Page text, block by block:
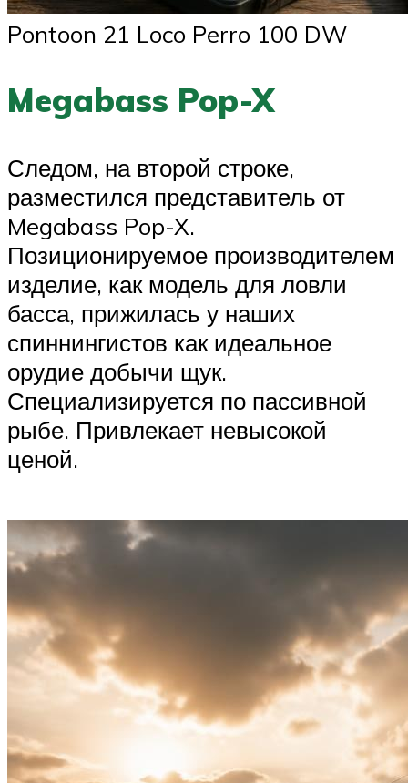
Pontoon 21 Loco Perro 100 DW
Megabass Pop-X
Следом, на второй строке,
разместился представитель от
Megabass Pop-X.
Позиционируемое производителем
изделие, как модель для ловли
басса, прижилась у наших
спиннингистов как идеальное
орудие добычи щук.
Специализируется по пассивной
рыбе. Привлекает невысокой
ценой.